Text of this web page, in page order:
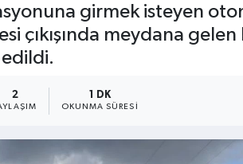
girmek isteyen
çıkışında meydana
2 1 DK
OKUNMA SÜRESI